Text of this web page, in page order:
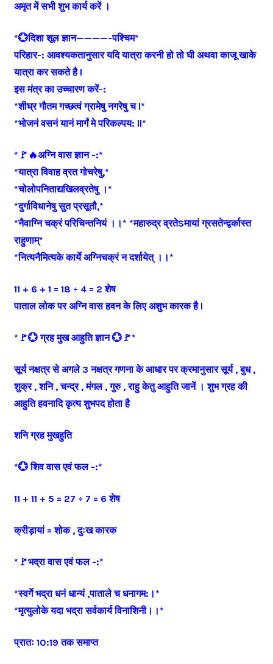
अमृत में सभी शुभ कार्य करें ।
*💮दिशा शूल ज्ञान————-पश्चिम*
परिहार-: आवश्यकतानुसार यदि यात्रा करनी हो तो घी अथवा काजू खाके
यात्रा कर सकते है l
इस मंत्र का उच्चारण करें-:
*शीघ्र गौतम गच्छत्वं ग्रामेषु नगरेषु च l*
*भोजनं वसनं यानं मार्गं मे परिकल्पय: ll*
*🚩🔥अग्नि वास ज्ञान -:*
*यात्रा विवाह व्रत गोचरेषु,*
*चोलोपनिताद्यखिलव्रतेषु ।*
*दुर्गाविधानेषु सुत प्रसूतौ,*
*नैवाग्नि चक्रं परिचिन्तनियं ।।* *महारुद्र व्रतेSमायां ग्रसतेन्द्वर्कास्त
राहुणाम्*
*नित्यनैमित्यके कार्ये अग्निचक्रं न दर्शायेत् ।।*
11 + 6 + 1 = 18 ÷ 4 = 2 शेष
पाताल लोक पर अग्नि वास हवन के लिए अशुभ कारक है l
*🚩💮 ग्रह मुख आहुति ज्ञान 💮🚩*
सूर्य नक्षत्र से अगले 3 नक्षत्र गणना के आधार पर क्रमानुसार सूर्य , बुध ,
शुक्र , शनि , चन्द्र , मंगल , गुरु , राहु केतु आहुति जानें । शुभ ग्रह की
आहुति हवनादि कृत्य शुभपद होता है
शनि ग्रह मुखहुति
*💮 शिव वास एवं फल -:*
11 + 11 + 5 = 27 ÷ 7 = 6 शेष
क्रीड़ायां = शोक , दुःख कारक
*🚩भद्रा वास एवं फल -:*
*स्वर्गे भद्रा धनं धान्यं ,पाताले च धनागम:।*
*मृत्युलोके यदा भद्रा सर्वकार्य विनाशिनी।।*
प्रातः 10:19 तक समाप्त